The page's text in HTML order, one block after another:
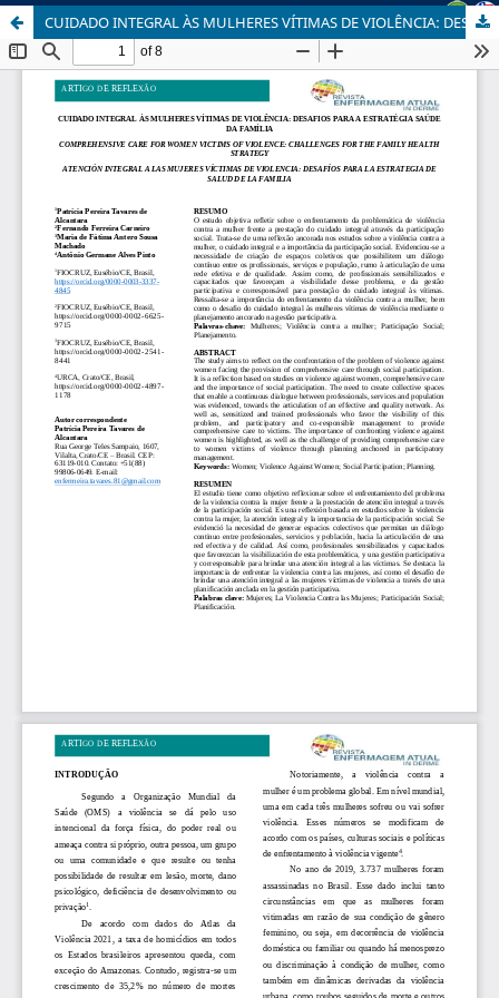
CUIDADO INTEGRAL ÀS MULHERES VÍTIMAS DE VIOLÊNCIA: DESAFIOS PARA A ESTRATÉGIA SAÚDE DA FAMÍLIA